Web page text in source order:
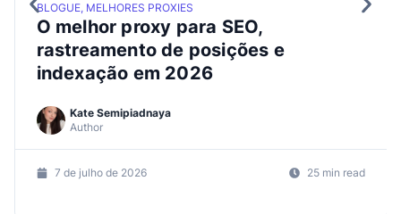
BLOGUE, MELHORES PROXIES
O melhor proxy para SEO,
rastreamento de posições e
indexação em 2026
Author
Kate Semipiadnaya
7 de julho de 2026 25 min read